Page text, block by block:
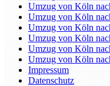
Umzug von Köln
Umzug von Köln
Umzug von Köln
Umzug von Köln
Umzug von Köln
Umzug von Köln
Impressum
Datenschutz